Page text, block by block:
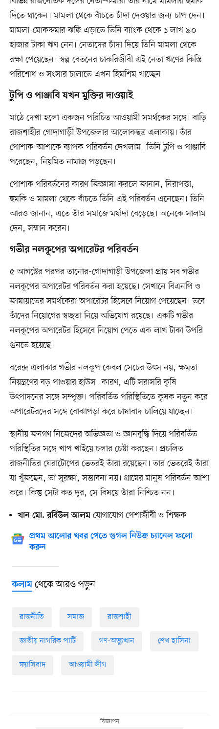
দিতে থাকেন। মামলা থেকে বাঁচতে চাঁদা দেওয়ার জন্য চাপ দেন।
মামলা-মোকদ্দমার ঝক্কি এড়াতে তিনি ব্যাংক থেকে ১ লাখ ৯০
হাজার টাকা ঋণ নেন। নেতাদের চাঁদা দিয়ে তিনি মামলা থেকে
রক্ষা পেয়েছেন। স্বল্প বেতনের চাকরিজীবী এই নেতা ঋণের কিস্তি
পরিশোধ ও সংসার চালাতে এখন হিমশিম খাচ্ছেন।
টুপি ও পাঞ্জাবি যখন মুক্তির দাওয়াই
মাঠে দেখা হলো একজন পরিচিত আওয়ামী সমর্থকের সঙ্গে। বাড়ি
রাজশাহীর গোদাগাড়ী উপজেলার আলোকছত্র এলাকায়। তাঁর
পোশাক-আশাকে ব্যাপক পরিবর্তন দেখলাম। তিনি টুপি ও পাঞ্জাবি
পরেছেন, নিয়মিত নামাজ পড়ছেন।
পোশাক পরিবর্তনের কারণ জিজ্ঞাসা করলে জানান, নিরাপত্তা,
হুমকি ও মামলা থেকে বাঁচতে তিনি এই পরিবর্তন এনেছেন। তিনি
আরও জানান, এতে তাঁর সমাজে মর্যাদা বেড়েছে। অনেকে সালাম
দেন, সম্মান করেন।
গভীর নলকূপের অপারেটর পরিবর্তন
৫ আগস্টের পরপর তানোর-গোদাগাড়ী উপজেলা প্রায় সব গভীর
নলকূপের অপারেটর পরিবর্তন করা হয়েছে। সেখানে বিএনপি ও
জামায়াতের সমর্থকেরা অপারেটর হিসেবে নিয়োগ পেয়েছেন। তবে
তাঁদের নিয়োগের স্বচ্ছতা নিয়ে অভিযোগ রয়েছে। একটি গভীর
নলকূপের অপারেটর হিসেবে নিয়োগ পেতে এক লাখ টাকা উপরি
গুনতে হয়েছে।
বরেন্দ্র এলাকার গভীর নলকূপ কেবল সেচের উৎস নয়, ক্ষমতা
নিয়ন্ত্রণের বড় পাওয়ার হাউস। কারণ, এটি সরাসরি কৃষি
উৎপাদনের সঙ্গে সম্পৃক্ত। পরিবর্তিত পরিস্থিতিতে কৃষক নতুন করে
অপারেটরদের সঙ্গে বোঝাপড়া করে চাষাবাদ চালিয়ে যাচ্ছেন।
স্থানীয় জনগণ নিজেদের অভিজ্ঞতা ও জ্ঞানবুদ্ধি দিয়ে পরিবর্তিত
পরিস্থিতির সঙ্গে খাপ খাইয়ে চলার চেষ্টা করছেন। প্রচলিত
রাজনীতির ঘেরাটোপের ভেতরই তাঁরা রয়েছেন। তার ভেতরেই তাঁরা
যা খুঁজছেন, তা সুরক্ষা, সম্ভাবনা নয়। গ্রামের মানুষ পরিবর্তন আশা
করে। কিন্তু সেটা কত দূর, সে বিষয়ে তাঁরা নিশ্চিত নন।
খান মো. রবিউল আলমযোগাযোগ পেশাজীবী ও শিক্ষক
প্রথম আলোর খবর পেতে গুগল নিউজ চ্যানেল ফলো
করুন
কলামথেকে আরও পড়ুন
রাজনীতি সমাজ রাজশাহী
জাতীয় নাগরিক পার্টি গণ-অভ্যুত্থান শেখ হাসিনা
ফ্যাসিবাদ আওয়ামী লীগ